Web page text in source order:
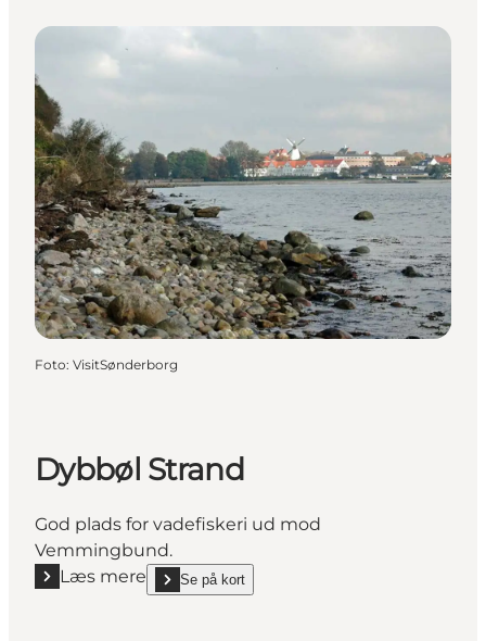
Foto: VisitSønderborg
Dybbøl Strand
God plads for vadefiskeri ud mod
Vemmingbund.
Læs mere
Læs mere "Dybbøl Strand"
Se på kort
show Dybbøl Strand on_map